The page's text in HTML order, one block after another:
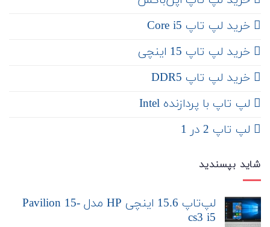
خرید لپ تاپ Core i5
‌‌ خرید لپ تاپ 15 اینچی
خرید لپ تاپ DDR5
لپ تاپ با پردازنده Intel
لپ تاپ 2 در 1
شاید بپسندید
لپ‌تاپ 15.6 اینچی HP مدل Pavilion 15-
cs3 i5